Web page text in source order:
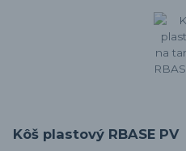
Kôš plastový RBASE PV